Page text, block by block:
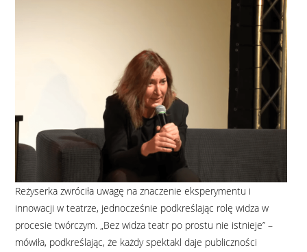
Reżyserka zwróciła uwagę na znaczenie eksperymentu i
innowacji w teatrze, jednocześnie podkreślając rolę widza w
procesie twórczym. „Bez widza teatr po prostu nie istnieje” –
mówiła, podkreślając, że każdy spektakl daje publiczności